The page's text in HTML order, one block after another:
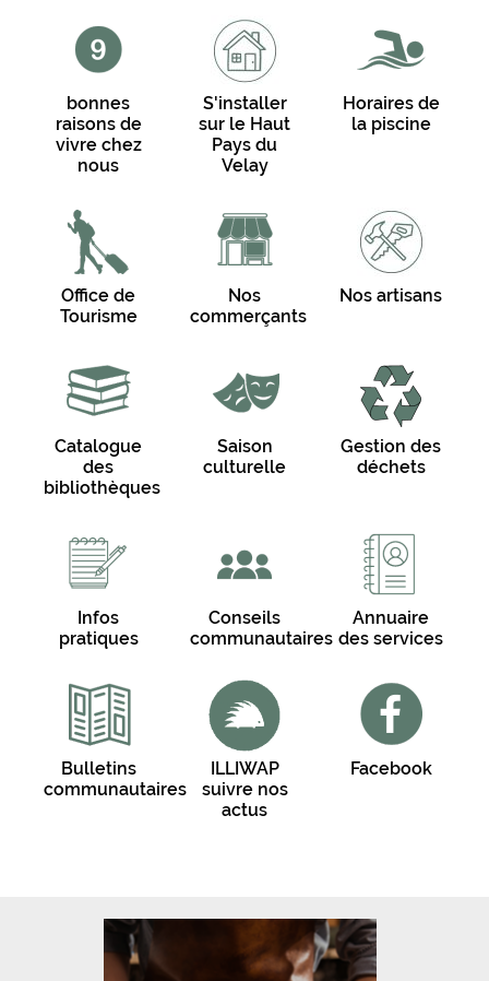
bonnes
raisons de
vivre chez
nous
S'installer
sur le Haut
Pays du
Velay
Horaires de
la piscine
Office de
Tourisme
Nos
commerçants
Nos artisans
Catalogue
des
bibliothèques
Saison
culturelle
Gestion des
déchets
Infos
pratiques
Conseils
communautaires
Annuaire
des services
Bulletins
communautaires
ILLIWAP
suivre nos
actus
Facebook